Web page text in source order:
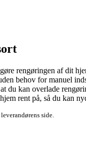
rengøringen af dit
behov for manuel
du kan overlade
rent på, så du kan
side.